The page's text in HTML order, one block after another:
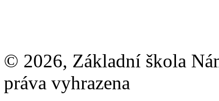
© 2026, Základní škola
práva vyhrazena